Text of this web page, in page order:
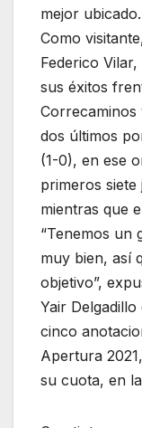
mejor ubicado.
Como
Federico
sus éxitos
Correcaminos
dos últimos
(1-0), en ese
primeros
mientras que
“Tenemos un
muy bien, así
objetivo”,
Yair
cinco
Apertura
su cuota, en la